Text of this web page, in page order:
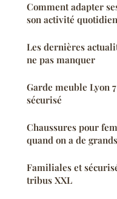
Comment adapter
son activité
Les dernières
ne pas manquer
Garde meuble Lyon
sécurisé
Chaussures pour
quand on a de
Familiales et
tribus XXL